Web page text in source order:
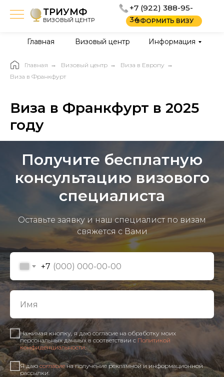
ОФОРМИТЬ ВИЗУ
+7 (922) 388-95-
34
Главная
ТРИУМФ
ВИЗОВЫЙ ЦЕНТР
Визовый центр Информация
Главная → Визовый центр → Виза в Европу →
Виза в Франкфурт
Виза в Франкфурт в 2025
году
Получите бесплатную
консультацию визового
специалиста
Оставьте заявку и наш специалист по визам
свяжется с Вами
+7
Нажимая кнопку, я даю согласие на обработку моих
персональных данных в соответствии с Политикой
конфиденциальности.
Я даюсогласиена получение рекламной и информационной
рассылки.